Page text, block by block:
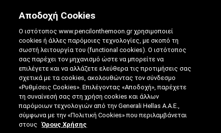
ΙΣΧΥΡΟΊ ΚΩΔΙΚΟΊ ΠΡΌΣΒΑΣΗΣ: ΠΩΣ ΝΑ
ΤΟΥΣ ΔΗΜΙΟΥΡΓΉΣΕΤΕ
21.02.2023|4 ΛΕΠΤΑ ΑΝΑΓΝΩΣΗΣ|
ΑΠΟ: ΒΊΚΥ ΤΣΟΎΡΤΟΥ
Αποδοχή Cookies
Ο ιστότοπος www.pencilonthemoon.gr χρησιμοποιεί
cookies ή άλλες παρόμοιες τεχνολογίες, με σκοπό τη
σωστή λειτουργία του (functional cookies). Ο ιστότοπος
σας παρέχει τον μηχανισμό ώστε να μπορείτε να
επιλέγετε και να αλλάζετε ελεύθερα τις προτιμήσεις σας
σχετικά με τα cookies, ακολουθώντας τον σύνδεσμο
«Ρυθμίσεις Cookies». Επιλέγοντας «Αποδοχή», παρέχετε
τη συναίνεσή σας στη χρήση cookies και άλλων
παρόμοιων τεχνολογιών από την Generali Hellas A.A.E.,
σύμφωνα με την «Πολιτική Cookies» που περιλαμβάνεται
στους
Όρους Χρήσης